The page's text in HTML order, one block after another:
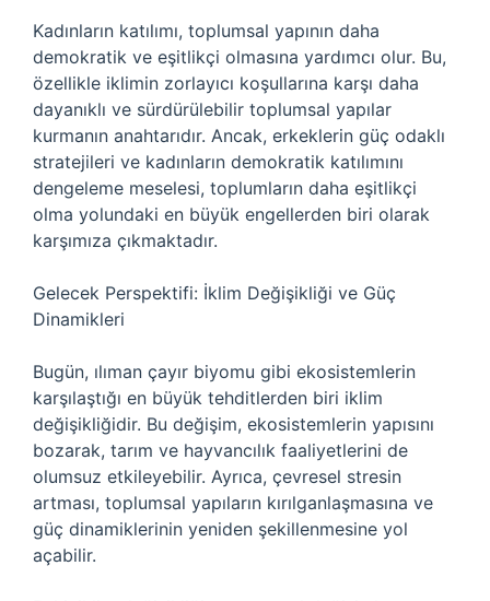
Kadınların katılımı, toplumsal yapının daha
demokratik ve eşitlikçi olmasına yardımcı olur. Bu,
özellikle iklimin zorlayıcı koşullarına karşı daha
dayanıklı ve sürdürülebilir toplumsal yapılar
kurmanın anahtarıdır. Ancak, erkeklerin güç odaklı
stratejileri ve kadınların demokratik katılımını
dengeleme meselesi, toplumların daha eşitlikçi
olma yolundaki en büyük engellerden biri olarak
karşımıza çıkmaktadır.
Gelecek Perspektifi: İklim Değişikliği ve Güç
Dinamikleri
Bugün, ılıman çayır biyomu gibi ekosistemlerin
karşılaştığı en büyük tehditlerden biri iklim
değişikliğidir. Bu değişim, ekosistemlerin yapısını
bozarak, tarım ve hayvancılık faaliyetlerini de
olumsuz etkileyebilir. Ayrıca, çevresel stresin
artması, toplumsal yapıların kırılganlaşmasına ve
güç dinamiklerinin yeniden şekillenmesine yol
açabilir.